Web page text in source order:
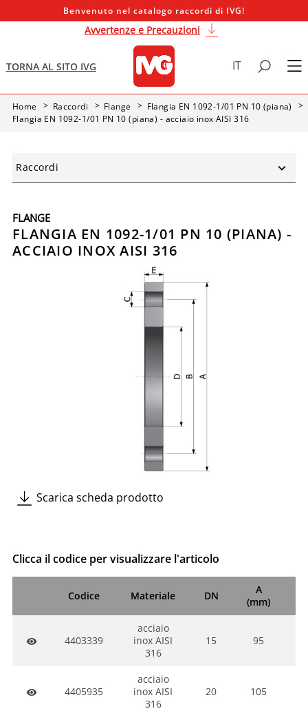
Benvenuto nel catalogo raccordi di IVG!
Avvertenze e Precauzioni
TORNA AL SITO IVG IT
Home Raccordi Flange
Flangia EN 1092-1/01 PN 10 (piana)
Flangia EN 1092-1/01 PN 10 (piana) - acciaio inox AISI 316
Raccordi
FLANGE
FLANGIA EN 1092-1/01 PN 10 (PIANA) -
ACCIAIO INOX AISI 316
Scarica scheda prodotto
Clicca il codice per visualizzare l'articolo
Codice Materiale DN
A
(mm)
visibility 4403339
acciaio
inox AISI
316
15 95
visibility 4405935
acciaio
inox AISI
316
20 105